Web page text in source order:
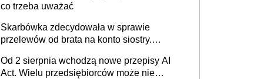
co trzeba uważać
Skarbówka zdecydowała w sprawie
przelewów od brata na konto siostry.
darowizna, ale podatku jednak nie będzie
Od 2 sierpnia wchodzą nowe przepisy AI
Act. Wielu przedsiębiorców może nie